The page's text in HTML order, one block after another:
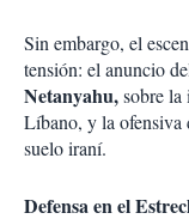
Sin embargo, el
tensión: el anuncio
Netanyahu,sobre la
Líbano, y la ofensiva
suelo iraní.
Defensa en el